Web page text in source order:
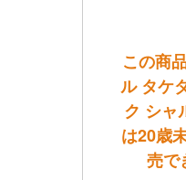
この商
ル タケ
ク シャ
は20歳
売で